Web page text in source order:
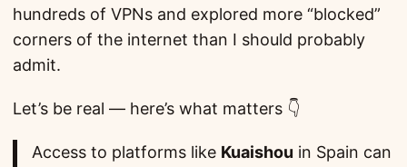
hundreds of VPNs and explored more “blocked”
corners of the internet than I should probably
admit.
Let’s be real — here’s what matters 👇
Access to platforms like Kuaishou in Spain can